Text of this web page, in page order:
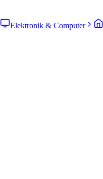
Elektronik & Computer